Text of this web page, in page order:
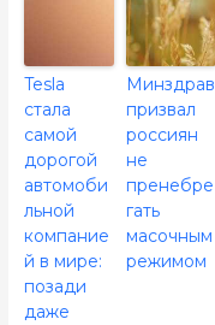
Tesla
стала
самой
дорогой
автомоби
льной
компание
й в мире:
позади
даже
Минздрав
призвал
россиян
не
пренебре
гать
масочным
режимом